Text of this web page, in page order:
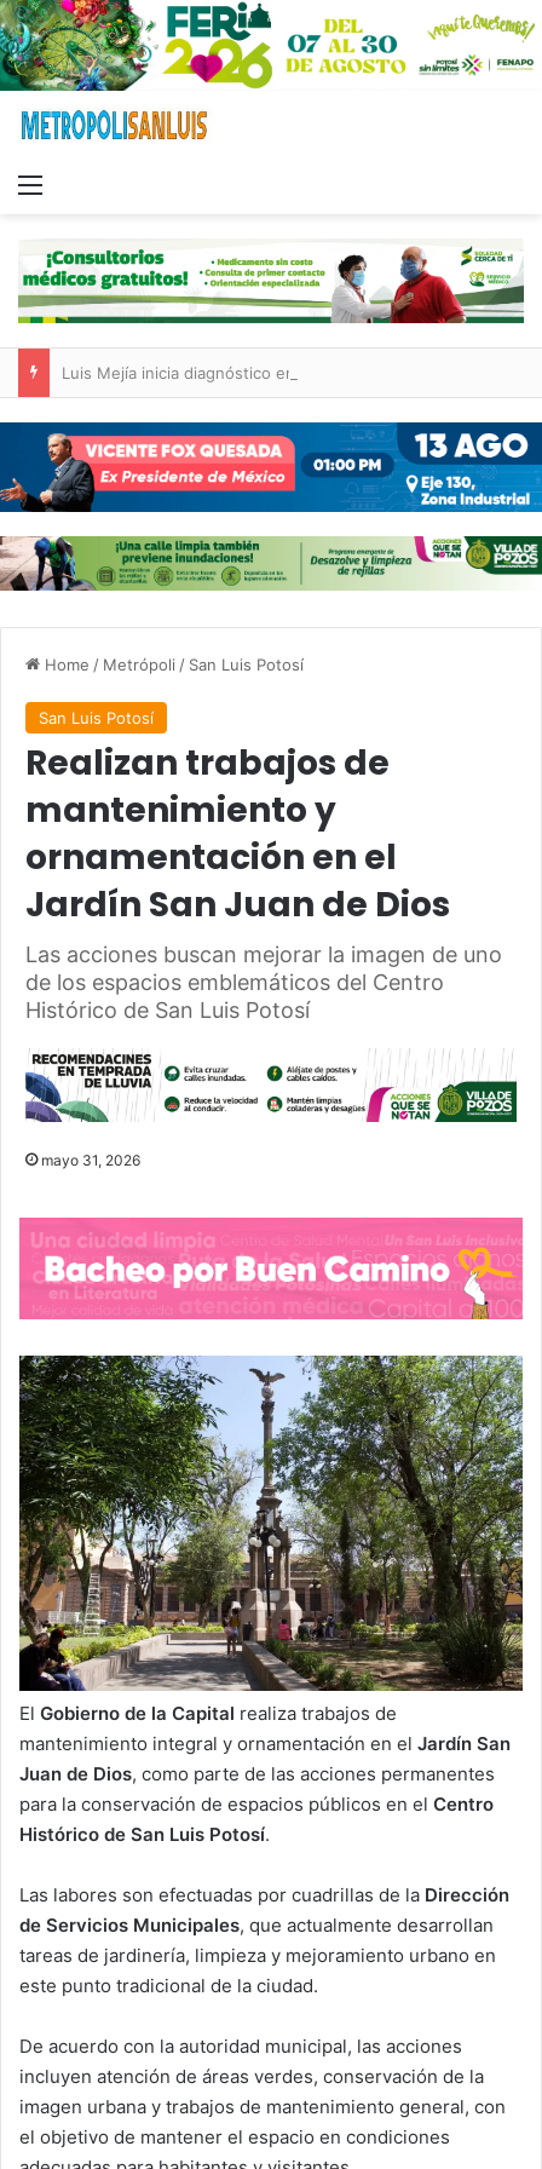
Home / Metrópoli / San Luis Potosí
San Luis Potosí
Realizan trabajos de
mantenimiento y
ornamentación en el
Jardín San Juan de Dios
Las acciones buscan mejorar la imagen de uno
de los espacios emblemáticos del Centro
Histórico de San Luis Potosí
mayo 31, 2026
El Gobierno de la Capital realiza trabajos de
mantenimiento integral y ornamentación en el Jardín San
Juan de Dios, como parte de las acciones permanentes
para la conservación de espacios públicos en el Centro
Histórico de San Luis Potosí.
Las labores son efectuadas por cuadrillas de la Dirección
de Servicios Municipales, que actualmente desarrollan
tareas de jardinería, limpieza y mejoramiento urbano en
este punto tradicional de la ciudad.
De acuerdo con la autoridad municipal, las acciones
incluyen atención de áreas verdes, conservación de la
imagen urbana y trabajos de mantenimiento general, con
el objetivo de mantener el espacio en condiciones